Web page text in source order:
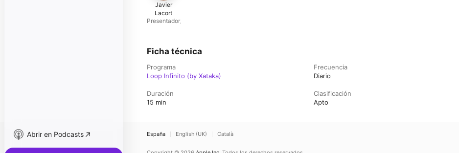
Abrir en Podcasts
Javier
Lacort
Presentador/a
Ficha técnica
Programa
Loop Infinito (by Xataka)
Frecuencia
Diario
Duración
15 min
Clasificación
Apto
España English (UK) Català